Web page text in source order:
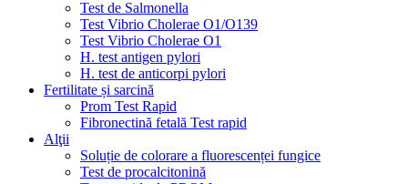
Test de Salmonella
Test Vibrio Cholerae O1/O139
Test Vibrio Cholerae O1
H. test antigen pylori
H. test de anticorpi pylori
Fertilitate și sarcină
Prom Test Rapid
Fibronectină fetală Test rapid
Alţii
Soluție de colorare a fluorescenței fungice
Test de procalcitonină